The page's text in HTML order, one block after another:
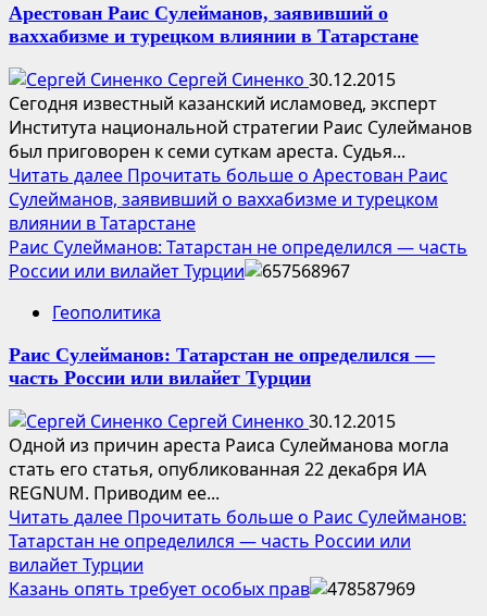
Арестован Раис Сулейманов, заявивший о
ваххабизме и турецком влиянии в Татарстане
Сергей Синенко 30.12.2015
Сегодня известный казанский исламовед, эксперт
Института национальной стратегии Раис Сулейманов
был приговорен к семи суткам ареста. Судья...
Читать далее Прочитать больше о Арестован Раис
Сулейманов, заявивший о ваххабизме и турецком
влиянии в Татарстане
Раис Сулейманов: Татарстан не определился — часть
России или вилайет Турции
Геополитика
Раис Сулейманов: Татарстан не определился —
часть России или вилайет Турции
Сергей Синенко 30.12.2015
Одной из причин ареста Раиса Сулейманова могла
стать его статья, опубликованная 22 декабря ИА
REGNUM. Приводим ее...
Читать далее Прочитать больше о Раис Сулейманов:
Татарстан не определился — часть России или
вилайет Турции
Казань опять требует особых прав